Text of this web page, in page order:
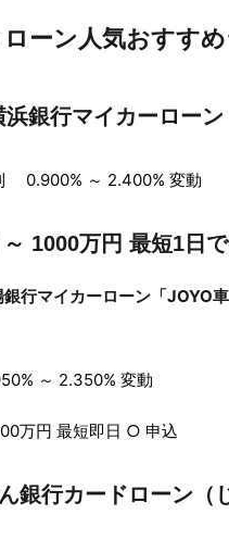
ーン人気おすす
銀行マイカーローン
0.900% ～ 2.400% 変動
1000万円 最短1日
行マイカーローン「JOYO車
～ 2.350% 変動
万円 最短即日 ○ 申込
銀行カードローン（